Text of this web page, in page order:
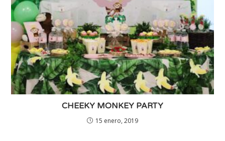
CHEEKY MONKEY PARTY
15 enero, 2019